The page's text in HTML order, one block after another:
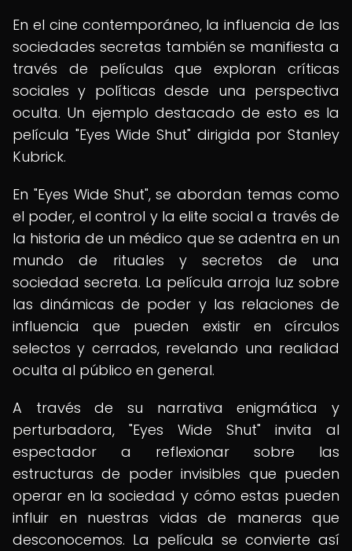
En el cine contemporáneo, la influencia de las
sociedades secretas también se manifiesta a
través de películas que exploran críticas
sociales y políticas desde una perspectiva
oculta. Un ejemplo destacado de esto es la
película "Eyes Wide Shut" dirigida por Stanley
Kubrick.
En "Eyes Wide Shut", se abordan temas como
el poder, el control y la elite social a través de
la historia de un médico que se adentra en un
mundo de rituales y secretos de una
sociedad secreta. La película arroja luz sobre
las dinámicas de poder y las relaciones de
influencia que pueden existir en círculos
selectos y cerrados, revelando una realidad
oculta al público en general.
A través de su narrativa enigmática y
perturbadora, "Eyes Wide Shut" invita al
espectador a reflexionar sobre las
estructuras de poder invisibles que pueden
operar en la sociedad y cómo estas pueden
influir en nuestras vidas de maneras que
desconocemos. La película se convierte así